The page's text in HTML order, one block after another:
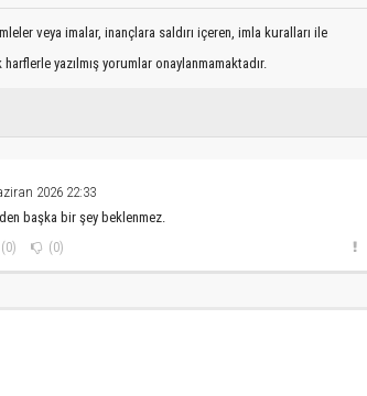
veya imalar, inançlara saldırı içeren, imla kuralları ile
yazılmış yorumlar onaylanmamaktadır.
2026 22:33
başka bir şey beklenmez.
(0) (0)